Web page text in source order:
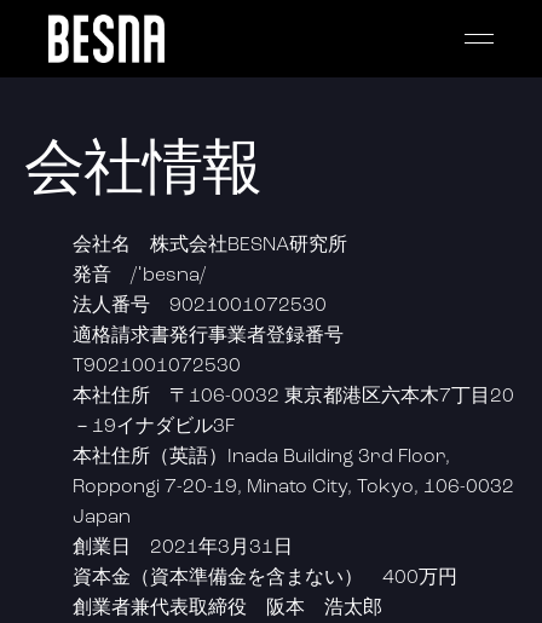
会社情報
会社名 株式会社BESNA研究所
発音 /ˈbesna/
法人番号 9021001072530
適格請求書発行事業者登録番号
T9021001072530
本社住所 〒106-0032 東京都港区六本木7丁目20
－19イナダビル3F
本社住所（英語）Inada Building 3rd Floor,
Roppongi 7-20-19, Minato City, Tokyo, 106-0032
Japan
創業日 2021年3月31日
資本金（資本準備金を含まない） 400万円
創業者兼代表取締役 阪本 浩太郎